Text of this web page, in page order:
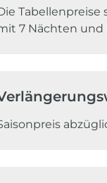
Tabellenpreise
7 Nächten und